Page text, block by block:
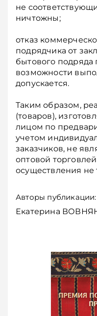
не
ничтожны;
отказ
подрядчика от
бытового подряда
возможности
допускается.
Таким образом,
(товаров),
лицом по
учетом
заказчиков, не
оптовой
осуществления не
Авторы публикации:
Екатерина